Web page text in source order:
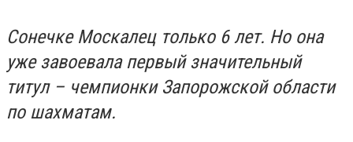
Сонечке Москалец только 6 лет. Но она
уже завоевала первый значительный
титул – чемпионки Запорожской области
по шахматам.